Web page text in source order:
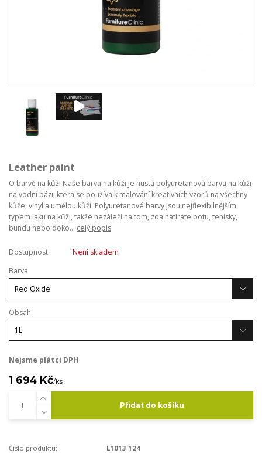
Leather paint
O barvě na kůži Naše barva na kůži je hustá polyuretanová barva na kůži
na vodní bázi, která se používá k malování kreativních vzorů na všechny
kůže, vinyl a umělou kůži. Polyuretanové barvy jsou nejflexibilnějším
typem laku na kůži, takže nezáleží na tom, zda natíráte botu, tenisky,
bundu nebo doko... celý popis
Dostupnost
Není skladem
Barva
Obsah
Nejsme plátci DPH
1 694 Kč/ks
Přidat do košíku
Číslo produktu: L1013 124